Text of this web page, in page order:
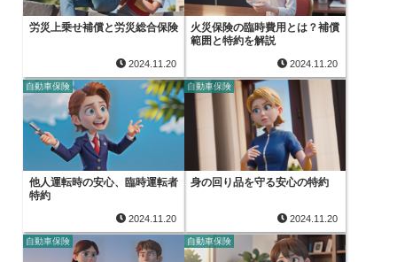
労災上乗せ補償と労災総合保険
2024.11.20
火災保険の臨時費用とは？補償
範囲と特約を解説
2024.11.20
自動車保険
他人運転時の安心、臨時運転者
特約
2024.11.20
自動車保険
身の回り品を守る安心の特約
2024.11.20
自動車保険 自動車保険